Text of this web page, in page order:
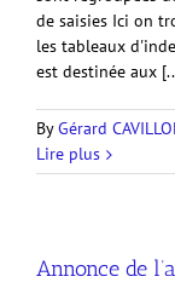
de saisies Ici on
les tableaux
est destinée aux
ByGérard
Lire plus
Annonce de